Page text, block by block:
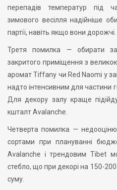
перепадів температур під
зимового весілля надійніше
партії, навіть якщо вони дорожчі.
Третя помилка — обирати
закритого приміщення з
аромат Tiffany чи Red Naomi у
надто інтенсивним для частини
Для декору залу краще
кшталт Avalanche.
Четверта помилка —
сортами при плануванні
Avalanche і трендовим Tibet
стебло, що при декорі на 150-
суму.